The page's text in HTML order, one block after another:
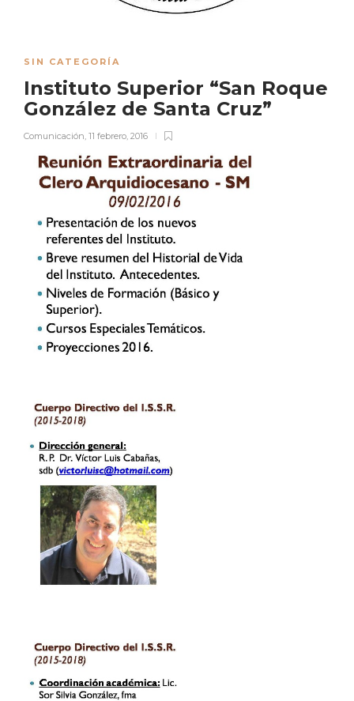
SIN CATEGORÍA
Instituto Superior “San Roque
González de Santa Cruz”
Comunicación, 11 febrero, 2016